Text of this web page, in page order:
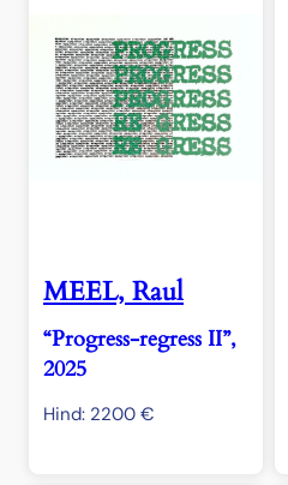
MEEL, Raul
“Progress-regress II”,
2025
Hind: 2200 €